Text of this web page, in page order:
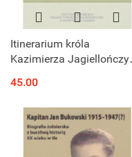
Itinerarium króla
Kazimierza
45.00